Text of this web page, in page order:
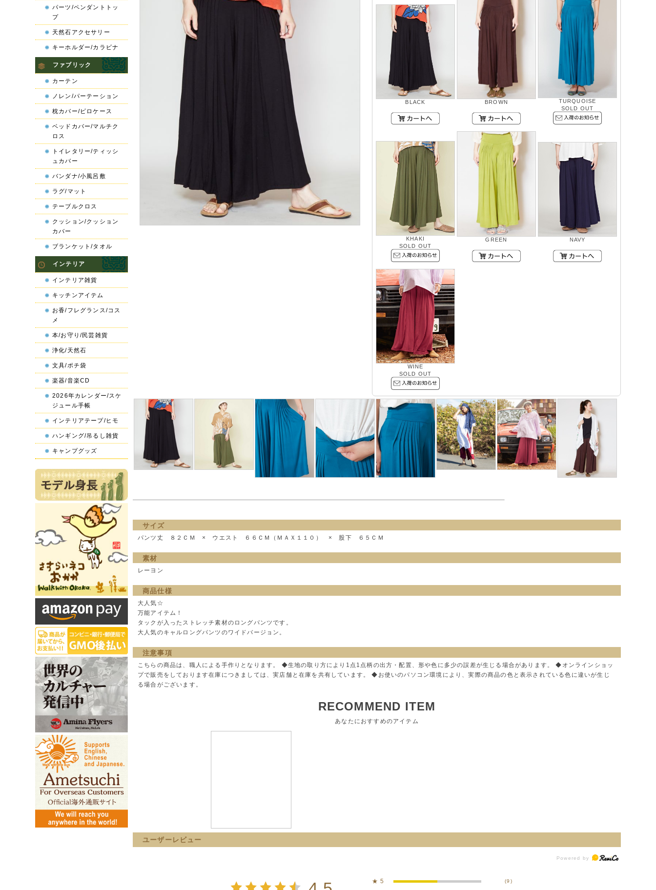
BLACK BROWN
TURQUOISE
SOLD OUT
KHAKI
SOLD OUT
GREEN NAVY
WINE
SOLD OUT
サイズ
パンツ丈 ８２ＣＭ × ウエスト ６６ＣＭ（ＭＡＸ１１０） × 股下 ６５ＣＭ
素材
レーヨン
商品仕様
大人気☆
万能アイテム！
タックが入ったストレッチ素材のロングパンツです。
大人気のキャルロングパンツのワイドバージョン。
注意事項
こちらの商品は、職人による手作りとなります。 ◆生地の取り方により1点1点柄の出方・配置、形や色に多少の誤差が生じる場合があります。 ◆オンラインショッ
プで販売をしております在庫につきましては、実店舗と在庫を共有しています。 ◆お使いのパソコン環境により、実際の商品の色と表示されている色に違いが生じ
る場合がございます。
RECOMMEND ITEM
あなたにおすすめのアイテム
ユーザーレビュー
★ 5 (9)
パーツ/ペンダントトッ
プ
天然石アクセサリー
キーホルダー/カラビナ
ファブリック
カーテン
ノレン/パーテーション
枕カバー/ピロケース
ベッドカバー/マルチク
ロス
トイレタリー/ティッシ
ュカバー
バンダナ/小風呂敷
ラグ/マット
テーブルクロス
クッション/クッション
カバー
ブランケット/タオル
インテリア
インテリア雑貨
キッチンアイテム
お香/フレグランス/コス
メ
本/お守り/民芸雑貨
浄化/天然石
文具/ポチ袋
楽器/音楽CD
2026年カレンダー/スケ
ジュール手帳
インテリアテープ/ヒモ
ハンギング/吊るし雑貨
キャンプグッズ